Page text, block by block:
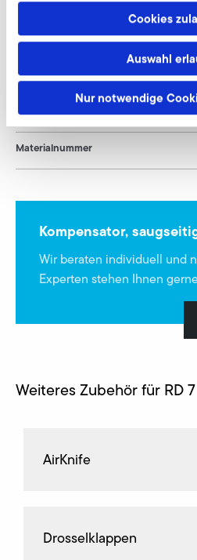
Cookies
Auswahl
Nur notwendige
X°
ØD
Materialnummer
Kompensator,
Wir beraten individuell und
Experten stehen Ihnen
Weiteres Zubehör für RD 7
AirKnife
Drosselklappen